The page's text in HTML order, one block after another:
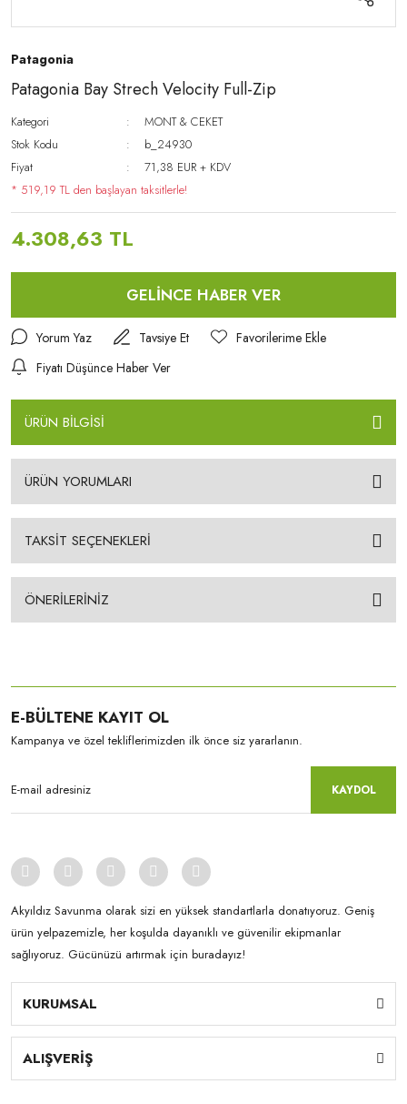
Patagonia
Patagonia Bay Strech Velocity Full-Zip
Kategori
MONT & CEKET
Stok Kodu
b_24930
Fiyat
71,38 EUR + KDV
* 519,19 TL den başlayan taksitlerle!
4.308,63 TL
GELİNCE HABER VER
Yorum Yaz
Tavsiye Et
Fiyatı Düşünce Haber Ver
ÜRÜN BİLGİSİ
ÜRÜN YORUMLARI
TAKSİT SEÇENEKLERİ
ÖNERİLERİNİZ
E-BÜLTENE KAYIT OL
Kampanya ve özel tekliflerimizden ilk önce siz yararlanın.
KAYDOL
Akyıldız Savunma olarak sizi en yüksek standartlarla donatıyoruz. Geniş
ürün yelpazemizle, her koşulda dayanıklı ve güvenilir ekipmanlar
sağlıyoruz. Gücünüzü artırmak için buradayız!
KURUMSAL
ALIŞVERİŞ